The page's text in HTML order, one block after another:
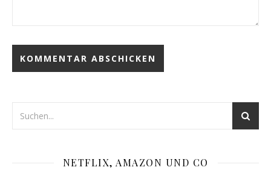
NETFLIX, AMAZON UND CO